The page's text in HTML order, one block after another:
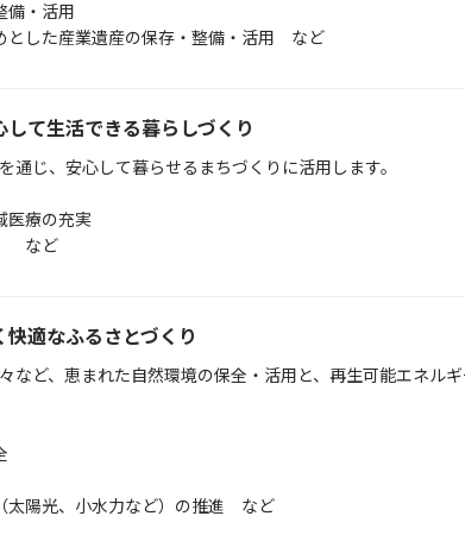
・活用
した産業遺産の保存・整備・活用 など
て生活できる暮らしづくり
通じ、安心して暮らせるまちづくりに活用します。
療の充実
など
適なふるさとづくり
など、恵まれた自然環境の保全・活用と、再生可能エネル
陽光、小水力など）の推進 など